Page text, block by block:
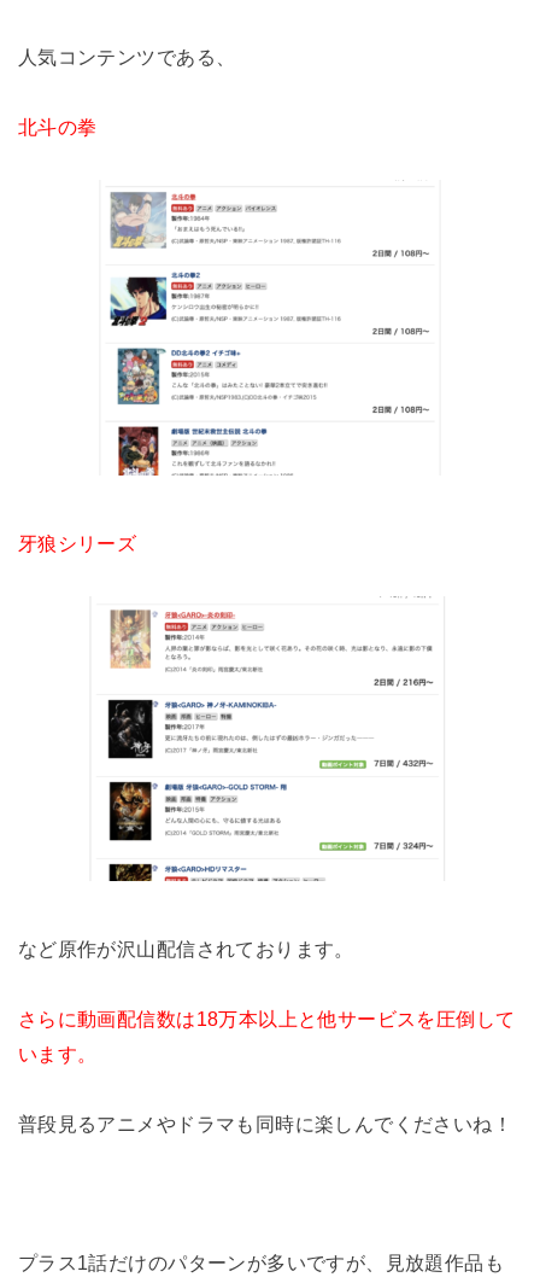
人気コンテンツである、
北斗の拳
牙狼シリーズ
など原作が沢山配信されております。
さらに動画配信数は18万本以上と他サービスを圧倒して
います。
普段見るアニメやドラマも同時に楽しんでくださいね！
プラス1話だけのパターンが多いですが、見放題作品も